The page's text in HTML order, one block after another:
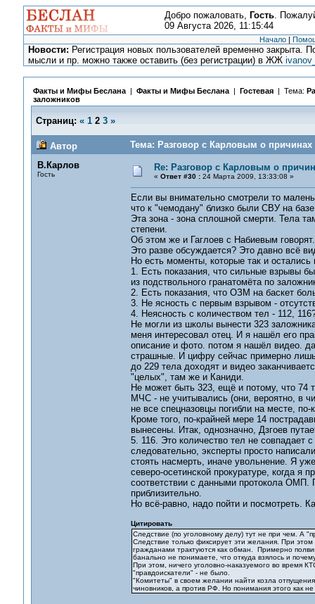
Добро пожаловать, Гость.
09 Августа 2026, 11:15:44
Начало |
Новости: Регистрация новых пользователей временно закрыта.
мысли и пр. можно также оставить (без регистрации) в ЖЖ
Факты и Мифы Беслана| Факты и Мифы Беслана| Гостевая | Тема:
заложников
Страниц: « 1 2 3 »
Автор
Тема: Разговор с Карловым о причинах
В.Карлов
Гость
Re: Разговор с Карловым о
« Ответ #30 :24 Марта 2009, 13:33:08 »
Если вы внимательно смотрели то
что к "чемодану" близко были СВУ на
Эта зона - зона сплошной смерти. Тела
степени.
Об этом же и Гаглоев с Набиевым
Это разве обсуждается? Это давно всё
Но есть моменты, которые так и
1. Есть показания, что сильные взрывы
из подствольного гранатомёта по
2. Есть показания, что ОЗМ на баскет
3. Не ясность с первым взрывом -
4. Неясность с количеством тел - 112,
Не могли из школы вынести 323
меня интересовал отец. И я нашёл его
описание и фото. потом я нашёл видео.
страшные. И цифру сейчас примерно
до 229 тела доходят и видео
"целых", там же и Каниди.
Не может быть 323, ещё и потому, что 74
МЧС - не учитывались (они, вероятно, в
не все спецназовцы погибли на месте,
Кроме того, по-крайней мере 14
вынесены. Итак, однозначно, Дзгоев
5. 116. Это количество тел не совпадает
следовательно, эксперты просто
стоять насмерть, иначе увольнение. Я
северо-осетинской прокуратуре, когда я
соответствии с данными протокола ОМП.
приблизительно.
Но всё-равно, надо пойти и посмотреть.
Цитировать
Следствие (по уголовному делу) тут не при чем. А
Следствие только фиксирует эти желания. При
гражданами трактуются как обман. Примерно
банально не понимаете, что откуда взялось и
При этом, ничего уголовно-наказуемого во время
"правдоискатели" - не было.
"Комитеты" в своем желании найти козла
чиновников, а против РФ. Но понимания этого как